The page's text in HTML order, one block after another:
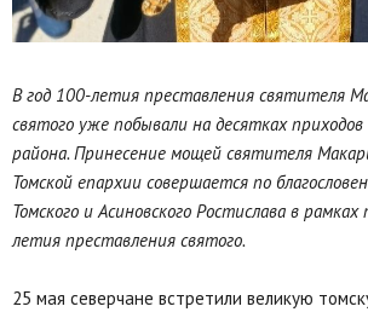
В год 100-летия преставления святителя
святого уже побывали на десятках приходов
района. Принесение мощей святителя
Томской епархии совершается по
Томского и Асиновского Ростислава в
летия преставления святого.
25 мая северчане встретили великую